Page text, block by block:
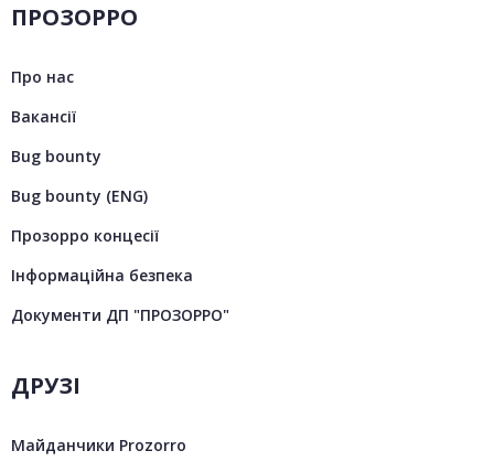
ПРОЗОРРО
Про нас
Вакансії
Bug bounty
Bug bounty (ENG)
Прозорро концесії
Інформаційна безпека
Документи ДП "ПРОЗОРРО"
ДРУЗІ
Майданчики Prozorro